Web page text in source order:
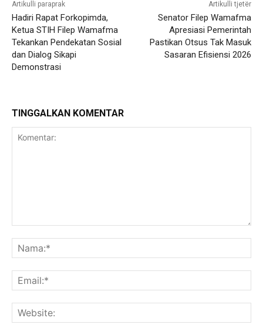
Artikulli paraprak
Hadiri Rapat Forkopimda,
Ketua STIH Filep Wamafma
Tekankan Pendekatan Sosial
dan Dialog Sikapi
Demonstrasi
Artikulli tjetër
Senator Filep Wamafma
Apresiasi Pemerintah
Pastikan Otsus Tak Masuk
Sasaran Efisiensi 2026
TINGGALKAN KOMENTAR